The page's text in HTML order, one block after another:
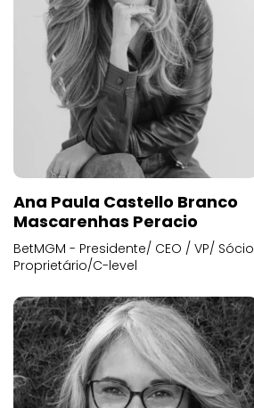
Ana Paula Castello Branco
Mascarenhas Peracio
BetMGM - Presidente/ CEO / VP/ Sócio
Proprietário/C-level